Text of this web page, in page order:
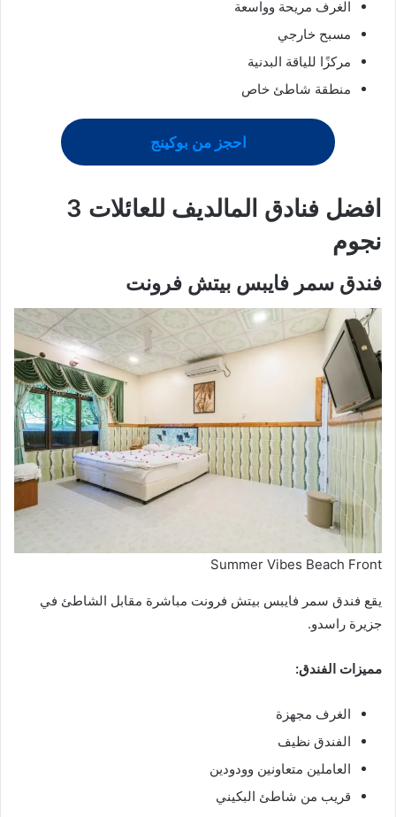
الغرف مريحة وواسعة
مسبح خارجي
مركزًا للياقة البدنية
منطقة شاطئ خاص
احجز من بوكينج
افضل فنادق المالديف للعائلات 3
نجوم
فندق سمر فايبس بيتش فرونت
Summer Vibes Beach Front
يقع فندق سمر فايبس بيتش فرونت مباشرة مقابل الشاطئ في
جزيرة راسدو.
مميزات الفندق:
الغرف مجهزة
الفندق نظيف
العاملين متعاونين وودودين
قريب من شاطئ البكيني